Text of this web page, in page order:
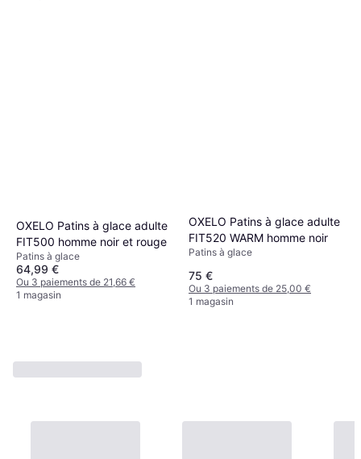
OXELO Patins à glace adulte
FIT500 homme noir et rouge
Patins à glace
64,99 €
Ou 3 paiements de 21,66 €
1 magasin
OXELO Patins à glace adulte
FIT520 WARM homme noir
Patins à glace
75 €
Ou 3 paiements de 25,00 €
1 magasin